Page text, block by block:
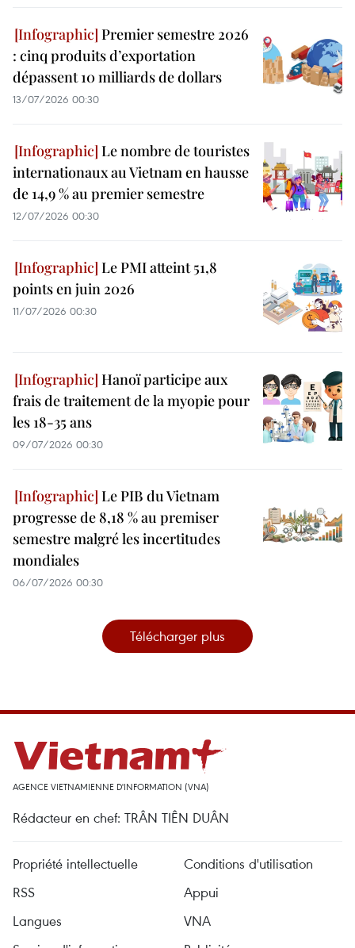
Premier semestre 2026
: cinq produits d’exportation
dépassent 10 milliards de dollars
13/07/2026 00:30
Le nombre de touristes
internationaux au Vietnam en hausse
de 14,9 % au premier semestre
12/07/2026 00:30
Le PMI atteint 51,8
points en juin 2026
11/07/2026 00:30
Hanoï participe aux
frais de traitement de la myopie pour
les 18-35 ans
09/07/2026 00:30
Le PIB du Vietnam
progresse de 8,18 % au premiser
semestre malgré les incertitudes
mondiales
06/07/2026 00:30
Télécharger plus
AGENCE VIETNAMIENNE D'INFORMATION (VNA)
Rédacteur en chef: TRÂN TIÊN DUÂN
Propriété intellectuelle
Conditions d'utilisation
RSS
Appui
Langues
VNA